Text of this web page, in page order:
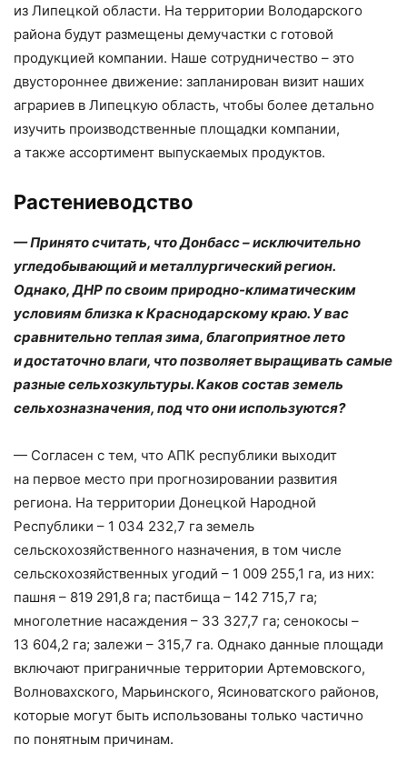
из Липецкой области. На территории Володарского
района будут размещены демучастки с готовой
продукцией компании. Наше сотрудничество – ​это
двустороннее движение: запланирован визит наших
аграриев в Липецкую область, чтобы более детально
изучить производственные площадки компании,
а также ассортимент выпускаемых продуктов.
Растениеводство
— Принято считать, что Донбасс – ​исключительно
угледобывающий и металлургический регион.
Однако, ДНР по своим природно-­климатическим
условиям близка к Краснодарскому краю. У вас
сравнительно теплая зима, благоприятное лето
и достаточно влаги, что позволяет выращивать самые
разные сельхозкультуры. Каков состав земель
сельхозназначения, под что они используются?
— Согласен с тем, что АПК республики выходит
на первое место при прогнозировании развития
региона. На территории Донецкой Народной
Республики – ​1 034 232,7 га земель
сельскохозяйственного назначения, в том числе
сельскохозяйственных угодий – ​1 009 255,1 га, из них:
пашня – ​819 291,8 га; пастбища – ​142 715,7 га;
многолетние насаждения – ​33 327,7 га; сенокосы – ​
13 604,2 га; залежи – ​315,7 га. Однако данные площади
включают приграничные территории Артемовского,
Волновахского, Марьинского, Ясиноватского районов,
которые могут быть использованы только частично
по понятным причинам.